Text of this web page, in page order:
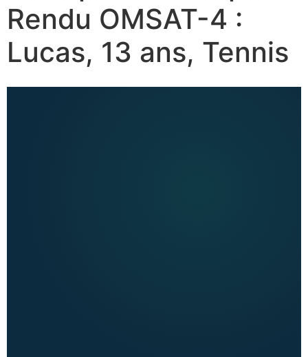
Rendu OMSAT-4 :
Lucas, 13 ans, Tennis